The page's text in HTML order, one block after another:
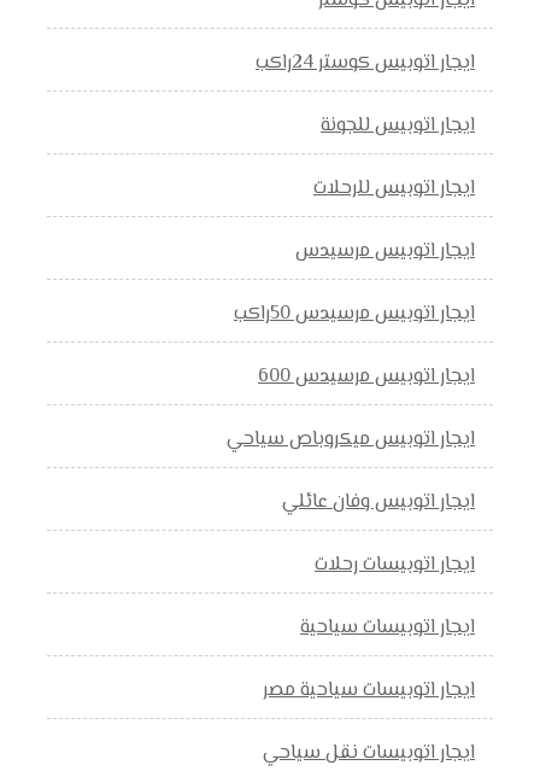
ايجار اتوبيس كوستر 24راكب
ايجار اتوبيس للجونة
ايجار اتوبيس للرحلات
ايجار اتوبيس مرسيدس
ايجار اتوبيس مرسيدس 50راكب
ايجار اتوبيس مرسيدس 600
ايجار اتوبيس ميكروباص سياحي
ايجار اتوبيس وفان عائلي
ايجار اتوبيسات رحلات
ايجار اتوبيسات سياحية
ايجار اتوبيسات سياحية مصر
ايجار اتوبيسات نقل سياحي